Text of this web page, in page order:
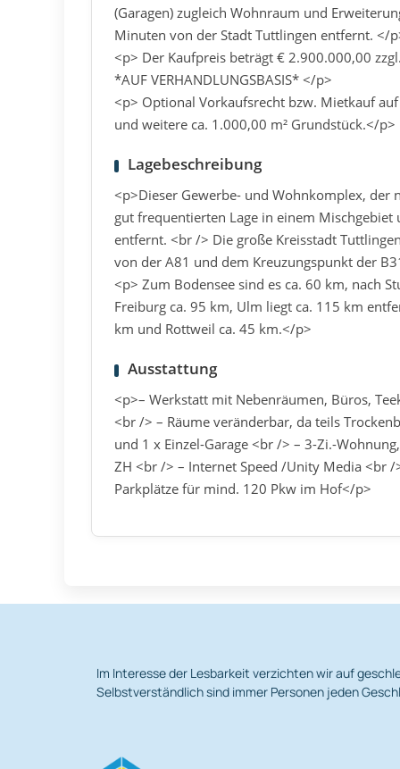
(Garagen) zugleich Wohnraum und
Minuten von der Stadt Tuttlingen entfernt. </
<p> Der Kaufpreis beträgt € 2.900.000,00
*AUF VERHANDLUNGSBASIS* </p>
<p> Optional Vorkaufsrecht bzw. Mietkauf
und weitere ca. 1.000,00 m² Grundstück.</p>
Lagebeschreibung
<p>Dieser Gewerbe- und Wohnkomplex, der
gut frequentierten Lage in einem
entfernt. <br /> Die große Kreisstadt
von der A81 und dem Kreuzungspunkt der
<p> Zum Bodensee sind es ca. 60 km, nach
Freiburg ca. 95 km, Ulm liegt ca. 115 km
km und Rottweil ca. 45 km.</p>
Ausstattung
<p>– Werkstatt mit Nebenräumen, Büros,
<br /> – Räume veränderbar, da teils
und 1 x Einzel-Garage <br /> – 3-Zi.-
ZH <br /> – Internet Speed /Unity Media <br
Parkplätze für mind. 120 Pkw im Hof</p>
Im Interesse der Lesbarkeit verzichten wir auf
Selbstverständlich sind immer Personen jeden